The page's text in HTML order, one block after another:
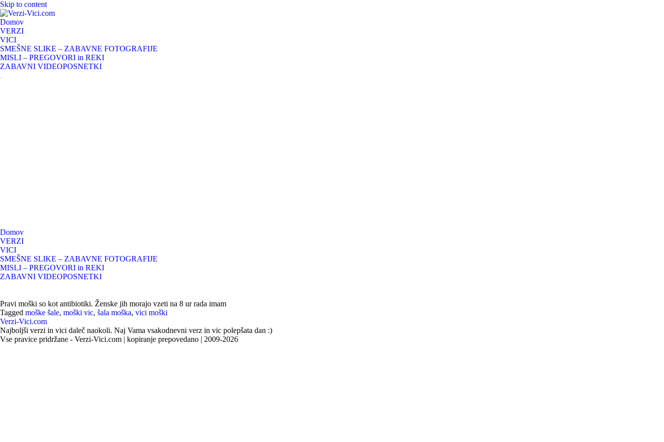
Skip to content
Domov
VERZI
VICI
SMEŠNE SLIKE – ZABAVNE FOTOGRAFIJE
MISLI – PREGOVORI in REKI
ZABAVNI VIDEOPOSNETKI
Domov
VERZI
VICI
SMEŠNE SLIKE – ZABAVNE FOTOGRAFIJE
MISLI – PREGOVORI in REKI
ZABAVNI VIDEOPOSNETKI
Pravi moški so kot antibiotiki. Ženske jih morajo vzeti na 8 ur rada imam
Tagged moške šale, moški vic, šala moška, vici moški
Verzi-Vici.com
Najboljši verzi in vici daleč naokoli. Naj Vama vsakodnevni verz in vic polepšata dan :)
Vse pravice pridržane - Verzi-Vici.com | kopiranje prepovedano | 2009-2026